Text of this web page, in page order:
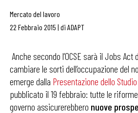
Mercato del lavoro
22 Febbraio 2015 | di ADAPT
Anche secondo l’OCSE sarà il Jobs Act
cambiare le sorti dell’occupazione del
emerge dalla Presentazione dello
pubblicato il 19 febbraio: tutte le
governo assicurerebbero nuove